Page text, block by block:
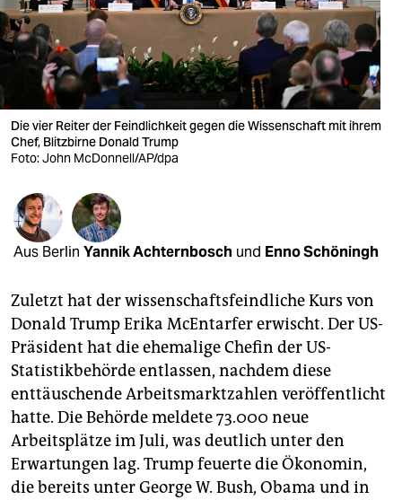
verlag
verlag
veranstaltungen
shop
fragen & hilfe
unterstützen
abo
genossenschaft
epaper login
Die vier Reiter der Feindlichkeit gegen die Wissenschaft mit ihrem
Chef, Blitzbirne Donald Trump
Foto: John McDonnell/AP/dpa
Aus Berlin Yannik Achternbosch und Enno Schöningh
Zuletzt hat der wissenschaftsfeindliche Kurs von
Donald Trump Erika McEntarfer erwischt. Der US-
Präsident hat die ehemalige Chefin der US-
Statistikbehörde entlassen, nachdem diese
enttäuschende Arbeitsmarktzahlen veröffentlicht
hatte. Die Behörde meldete 73.000 neue
Arbeitsplätze im Juli, was deutlich unter den
Erwartungen lag. Trump feuerte die Ökonomin,
die bereits unter George W. Bush, Obama und in